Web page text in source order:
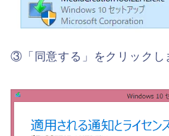
③「同意する」をクリックし